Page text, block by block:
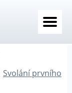
Svolání prvního